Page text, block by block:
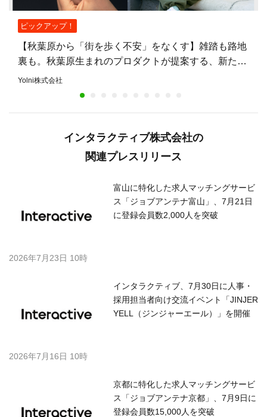
ピックアップ！
【秋葉原から「街を歩く不安」をなくす】雑踏も路地
裏も。秋葉原生まれのプロダクトが提案する、新たな
安心のまちづくり
Yolni株式会社
インタラクティブ株式会社の
関連プレスリリース
富山に特化した求人マッチングサービ
ス「ジョブアンテナ富山」、7月21日
に登録会員数2,000人を突破
2026年7月23日 10時
インタラクティブ、7月30日に人事・
採用担当者向け交流イベント「JINJER
YELL（ジンジャーエール）」を開催
2026年7月16日 10時
京都に特化した求人マッチングサービ
ス「ジョブアンテナ京都」、7月9日に
登録会員数15,000人を突破